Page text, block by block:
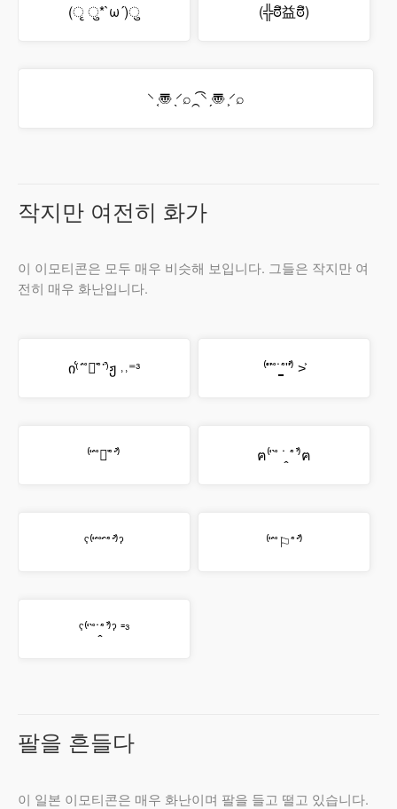
(ृ ु*`ω´)ु (╬ಠิ益ಠิ)
⸌ ͔〠 ̖⸍⌕⁔͡⸌ ̗〠 ͕⸍⌕
작지만 여전히 화가
이 이모티콘은 모두 매우 비슷해 보입니다. 그들은 작지만 여
전히 매우 화난입니다.
ი⁽͑˙˚̀༡̇˚́˙⁾̉ჟ ˒˒⁼³ ⁽͑ʺ˚̀˙̪̺˚́ʺ⁾̉ ˃͐
⁽͑˙˚̀བ̇˚́˙⁾̉ ฅ⁽͑ ˚̀ ˙̭ ˚́ ⁾̉ฅ
ˁ⁽͑˙˚̀ˆ̇˚́˙⁾̉ˀ ⁽͑˙˚̀⚐˚́˙⁾̉
ˁ⁽͑ ˚̀˙̭˚́ ⁾̉ˀ ⁼³
팔을 흔들다
이 일본 이모티콘은 매우 화난이며 팔을 들고 떨고 있습니다.